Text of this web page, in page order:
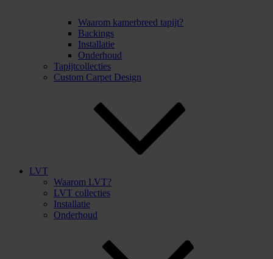
Waarom kamerbreed tapijt?
Backings
Installatie
Onderhoud
Tapijtcollecties
Custom Carpet Design
LVT
Waarom LVT?
LVT collecties
Installatie
Onderhoud